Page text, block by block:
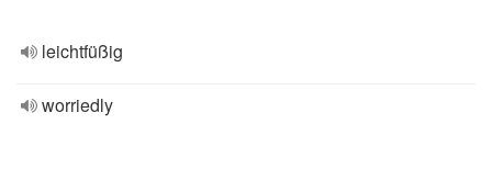
leichtfüßig
worriedly